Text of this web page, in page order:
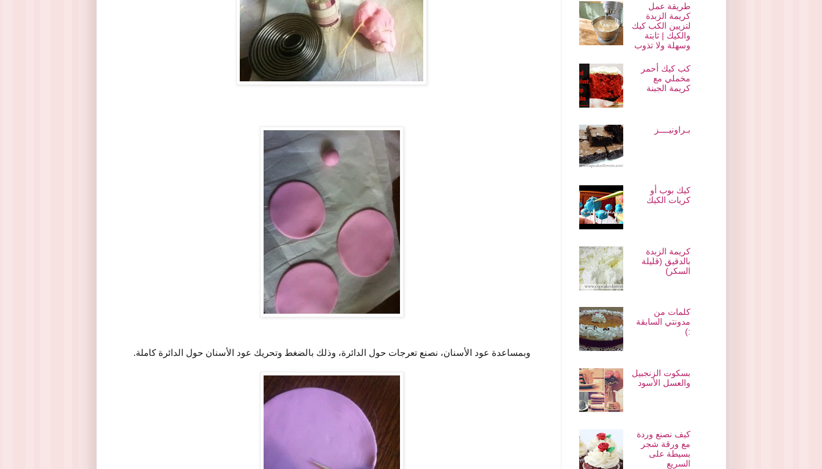
وبمساعدة عود الأسنان، نصنع تعرجات حول الدائرة، وذلك بالضغط وتحريك عود الأسنان حول الدائرة كاملة.
طريقة عمل
كريمة الزبدة
لتزيين الكب كيك
والكيك | ثابتة
وسهلة ولا تذوب
كب كيك أحمر
مخملي مع
كريمة الجبنة
بـراونيــــز
كيك بوب أو
كريات الكيك
كريمة الزبدة
بالدقيق (قليلة
السكر)
كلمات من
مدونتي السابقة
:)
بسكوت الزنجبيل
والعسل الأسود
كيف نصنع وردة
مع ورقة شجر
بسيطة على
السريع